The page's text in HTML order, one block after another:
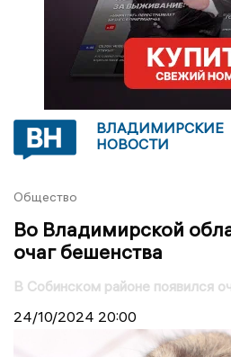
ВЛАДИМИРСКИЕ
НОВОСТИ
Общество
Во Владимирской
очаг бешенства
В Собинском районе появился
24/10/2024 20:00